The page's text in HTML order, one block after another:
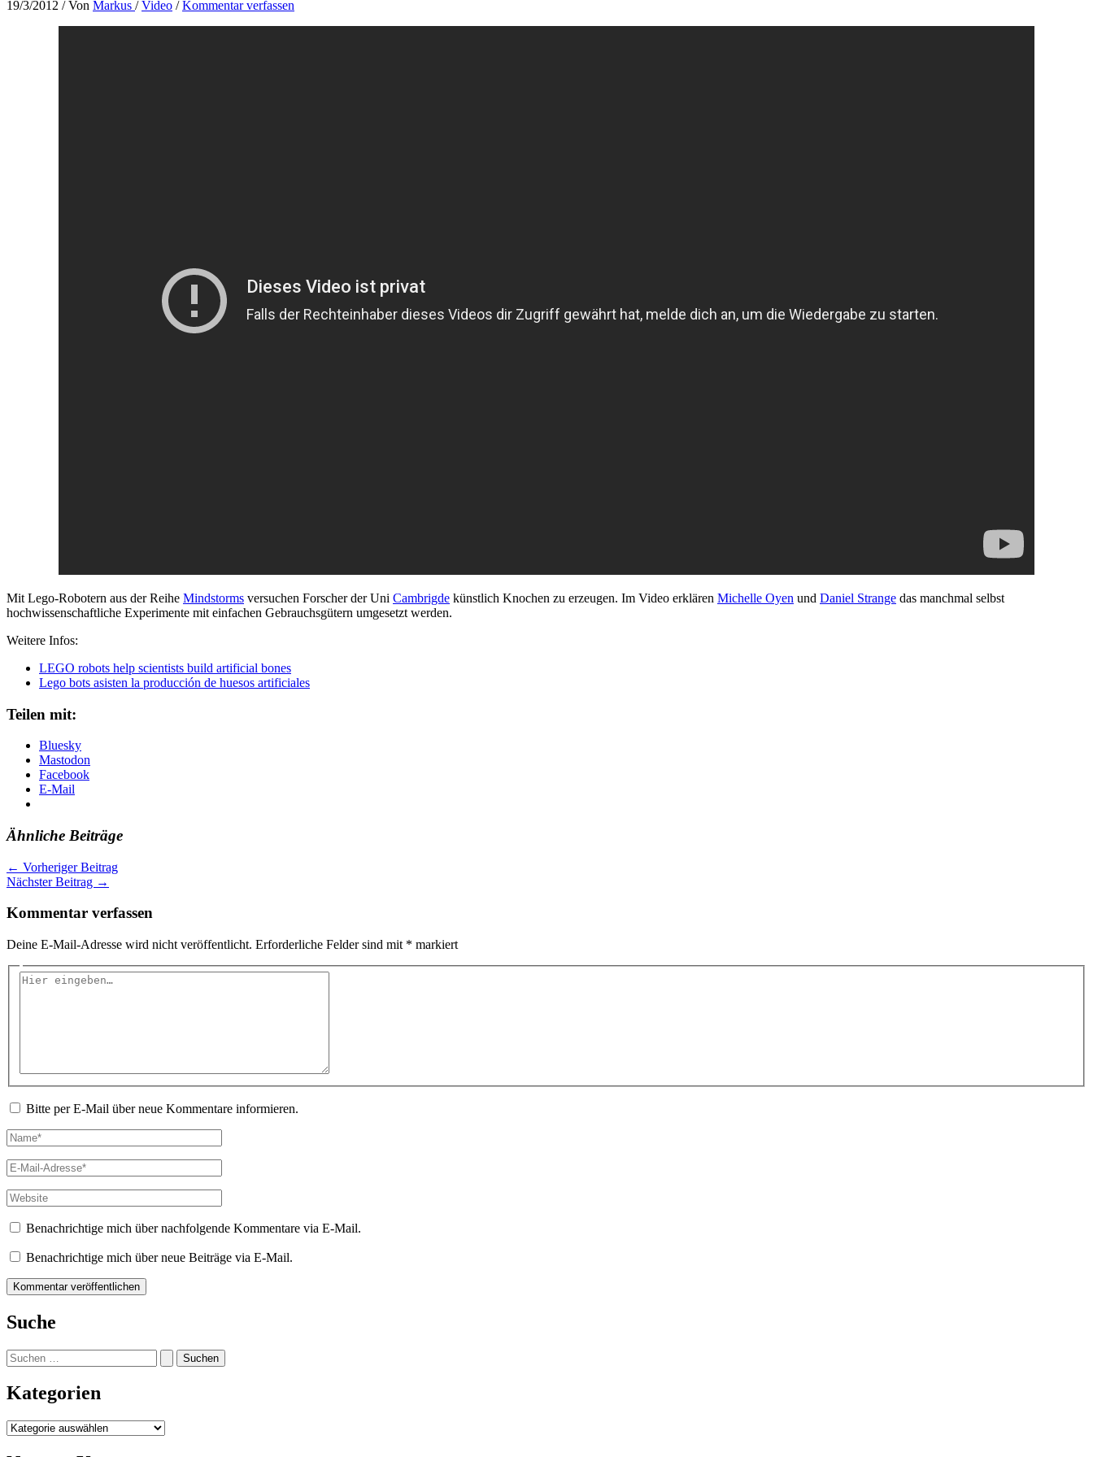
19/3/2012 / Von Markus /Video /Kommentar verfassen
Mit Lego-Robotern aus der Reihe Mindstorms versuchen Forscher der Uni Cambrigde künstlich Knochen zu erzeugen. Im Video erklären Michelle Oyen und Daniel Strange das manchmal selbst
hochwissenschaftliche Experimente mit einfachen Gebrauchsgütern umgesetzt werden.
Weitere Infos:
LEGO robots help scientists build artificial bones
Lego bots asisten la producción de huesos artificiales
Teilen mit:
Bluesky
Mastodon
Facebook
E-Mail
Ähnliche Beiträge
← Vorheriger Beitrag
Nächster Beitrag →
Kommentar verfassen
Deine E-Mail-Adresse wird nicht veröffentlicht. Erforderliche Felder sind mit * markiert
Hier
Bitte per E-Mail über neue Kommentare informieren.
Name*
E-
Mail-
Adresse*
Website
Benachrichtige mich über nachfolgende Kommentare via E-Mail.
Benachrichtige mich über neue Beiträge via E-Mail.
Suche
Suchen
nach:
Kategorien
Kategorien